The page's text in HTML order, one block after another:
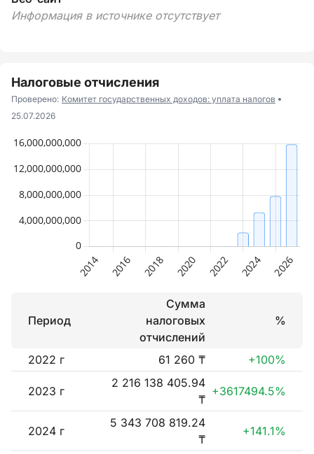
Информация в источнике отсутствует
Налоговые отчисления
Проверено: Комитет государственных доходов: уплата налогов
25.07.2026
Период
Сумма
налоговых
отчислений
%
2022 г 61 260 ₸ +100%
2023 г
2 216 138 405.94
₸
+3617494.5%
2024 г
5 343 708 819.24
₸
+141.1%